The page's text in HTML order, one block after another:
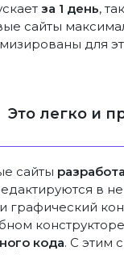
за 1 день,
сайты
для
Это легко и
сайты
в
графический
конструкторе
кода. С этим